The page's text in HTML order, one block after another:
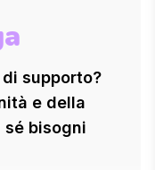
supporto?
e della
bisogni